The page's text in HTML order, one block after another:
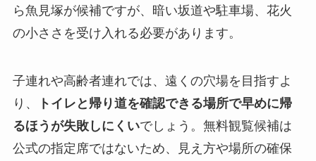
ら魚見塚が候補ですが、暗い坂道や駐車場、花火
の小ささを受け入れる必要があります。
子連れや高齢者連れでは、遠くの穴場を目指すよ
り、
トイレと帰り道を確認できる場所で早めに帰
るほうが失敗しにくいでしょう。無料観覧候補は
公式の指定席ではないため、見え方や場所の確保